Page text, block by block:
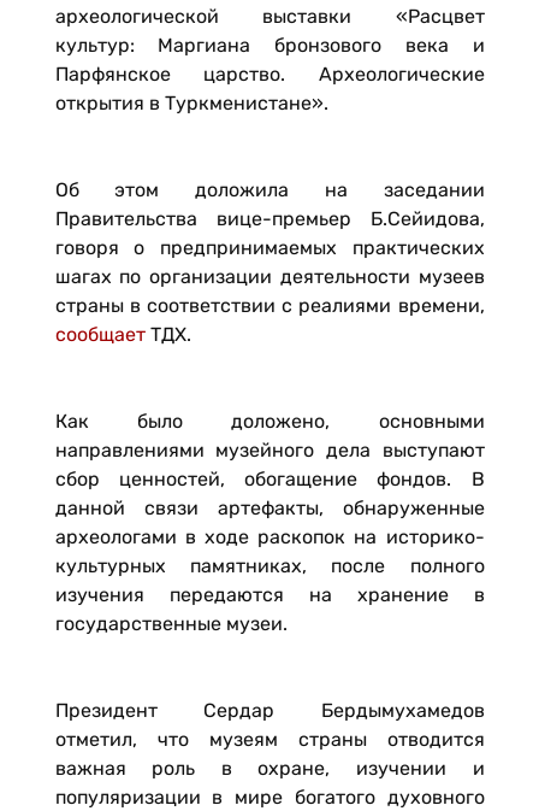
археологической выставки «Расцвет
культур: Маргиана бронзового века и
Парфянское царство. Археологические
открытия в Туркменистане».
Об этом доложила на заседании
Правительства вице-премьер Б.Сейидова,
говоря о предпринимаемых практических
шагах по организации деятельности музеев
страны в соответствии с реалиями времени,
сообщаетТДХ.
Как было доложено, основными
направлениями музейного дела выступают
сбор ценностей, обогащение фондов. В
данной связи артефакты, обнаруженные
археологами в ходе раскопок на историко-
культурных памятниках, после полного
изучения передаются на хранение в
государственные музеи.
Президент Сердар Бердымухамедов
отметил, что музеям страны отводится
важная роль в охране, изучении и
популяризации в мире богатого духовного